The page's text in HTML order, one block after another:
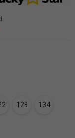
128 134